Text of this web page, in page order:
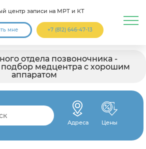
центр записи на МРТ и КТ
мне +7 (812) 646-47-13
отдела позвоночника -
подбор медцентра с хорошим
аппаратом
Адреса Цены